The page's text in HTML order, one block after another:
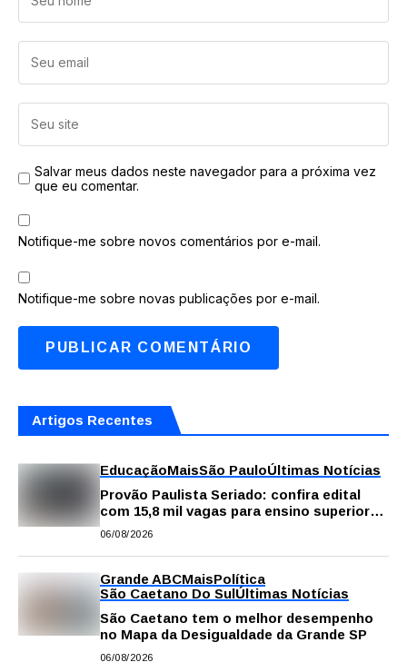
Salvar meus dados neste navegador para a próxima vez
que eu comentar.
Notifique-me sobre novos comentários por e-mail.
Notifique-me sobre novas publicações por e-mail.
Artigos Recentes
EducaçãoMaisSão PauloÚltimas Notícias
Provão Paulista Seriado: confira edital
com 15,8 mil vagas para ensino superior
público
06/08/2026
Grande ABCMaisPolítica
São Caetano Do SulÚltimas Notícias
São Caetano tem o melhor desempenho
no Mapa da Desigualdade da Grande SP
06/08/2026